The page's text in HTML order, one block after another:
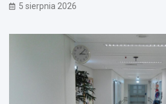
5 sierpnia 2026